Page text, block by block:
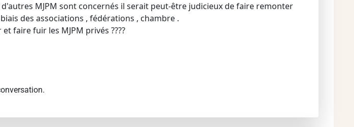
MJPM sont concernés il serait peut-être judicieux de faire remonter
des associations , fédérations , chambre .
faire fuir les MJPM privés ????